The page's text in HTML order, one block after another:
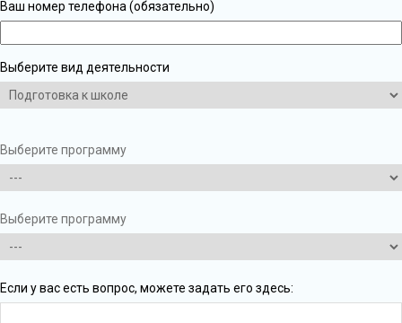
Ваш номер телефона (обязательно)
Выберите вид деятельности
Выберите программу
Выберите программу
Если у вас есть вопрос, можете задать его здесь: